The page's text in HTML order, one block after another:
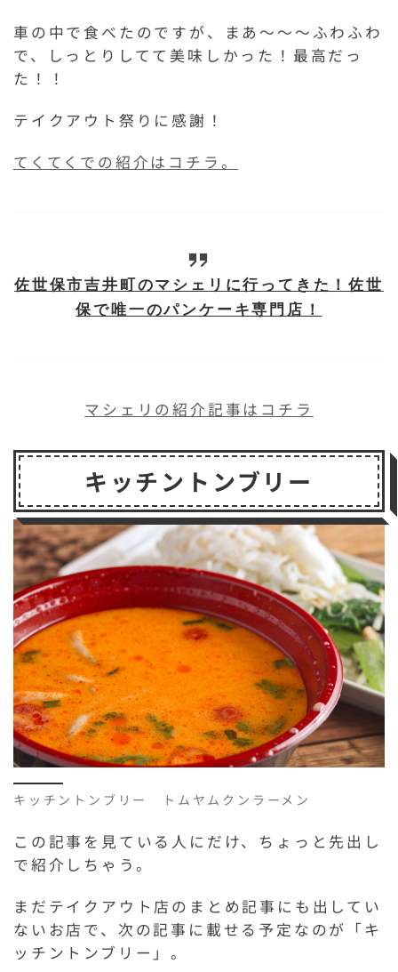
車の中で食べたのですが、まあ～～～ふわふわ
で、しっとりしてて美味しかった！最高だっ
た！！
テイクアウト祭りに感謝！
てくてくでの紹介はコチラ。
佐世保市吉井町のマシェリに行ってきた！佐世
保で唯一のパンケーキ専門店！
マシェリの紹介記事はコチラ
キッチントンブリー
キッチントンブリー トムヤムクンラーメン
この記事を見ている人にだけ、ちょっと先出し
で紹介しちゃう。
まだテイクアウト店のまとめ記事にも出してい
ないお店で、次の記事に載せる予定なのが「キ
ッチントンブリー」。